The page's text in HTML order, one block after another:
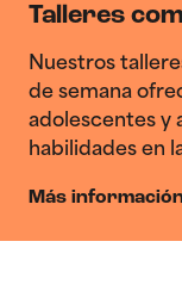
Talleres
Nuestros
de semana
adolescentes y
habilidades en
Más